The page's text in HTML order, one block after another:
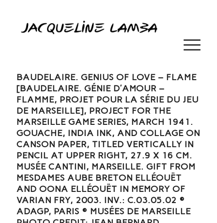
BAUDELAIRE. GENIUS OF LOVE – FLAME
[BAUDELAIRE. GÉNIE D’AMOUR –
FLAMME, PROJET POUR LA SÉRIE DU JEU
DE MARSEILLE], PROJECT FOR THE
MARSEILLE GAME SERIES, MARCH 1941.
GOUACHE, INDIA INK, AND COLLAGE ON
CANSON PAPER, TITLED VERTICALLY IN
PENCIL AT UPPER RIGHT, 27.9 X 16 CM.
MUSÉE CANTINI, MARSEILLE. GIFT FROM
MESDAMES AUBE BRETON ELLÉOUËT
AND OONA ELLÉOUËT IN MEMORY OF
VARIAN FRY, 2003. INV.: C.03.05.02 ©
ADAGP, PARIS © MUSÉES DE MARSEILLE